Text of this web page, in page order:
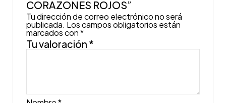
CORAZONES ROJOS”
Tu dirección de correo electrónico no será
publicada. Los campos obligatorios están
marcados con*
Tu valoración *